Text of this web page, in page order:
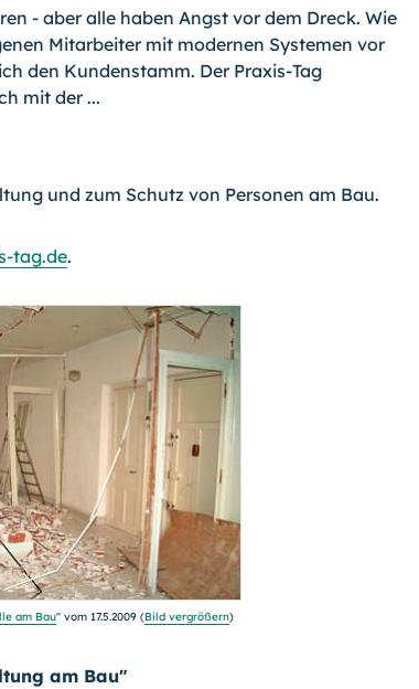
- aber alle haben Angst vor dem Dreck. Wie
Mitarbeiter mit modernen Systemen vor
den Kundenstamm. Der Praxis-Tag
mit der ...
und zum Schutz von Personen am Bau.
tag.de.
am Bau" vom 17.5.2009 (Bild vergrößern)
am Bau"